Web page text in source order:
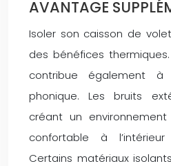
AVANTAGE
Isoler son caisson de
des bénéfices
contribue également à
phonique. Les bruits
créant un
confortable à
Certains matériaux